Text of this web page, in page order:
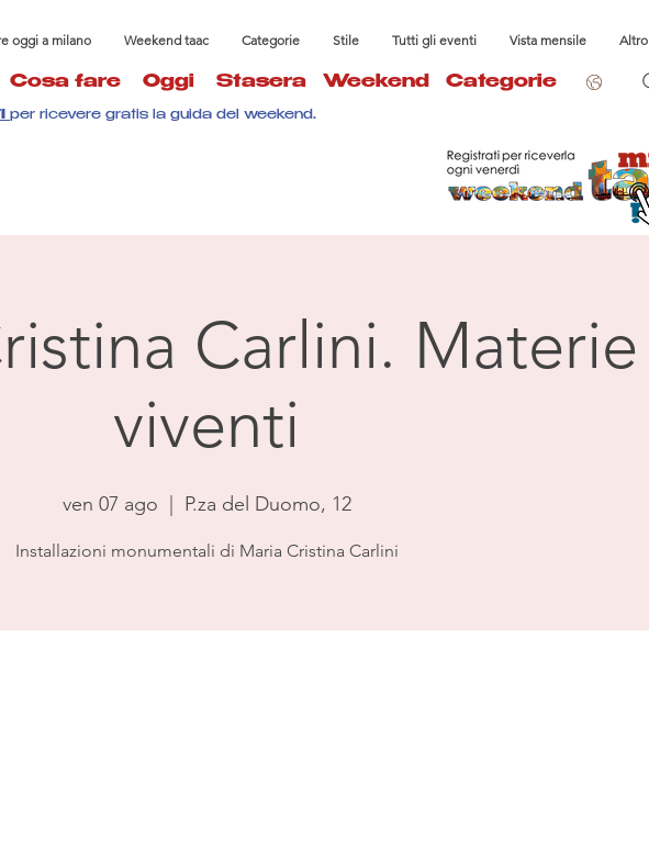
oggi a milano Weekend taac Categorie Stile Tutti gli eventi Vista mensile Altro
Cosa fare Oggi Stasera Weekend Categorie
per ricevere gratis la guida del weekend.
Carlini. Materie
viventi
ven 07 ago P.za del Duomo, 12
Installazioni monumentali di Maria Cristina Carlini